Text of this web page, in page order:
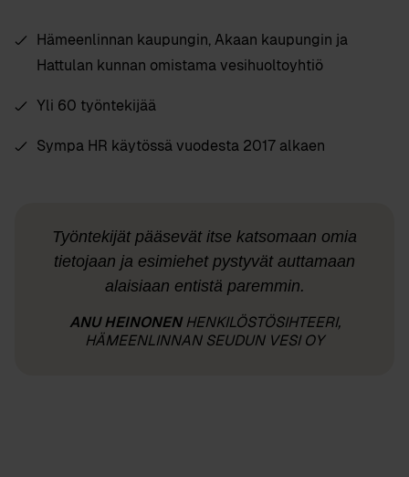
Hämeenlinnan kaupungin, Akaan kaupungin ja
Hattulan kunnan omistama vesihuoltoyhtiö
Yli 60 työntekijää
Sympa HR käytössä vuodesta 2017 alkaen
Työntekijät pääsevät itse katsomaan omia
tietojaan ja esimiehet pystyvät auttamaan
alaisiaan entistä paremmin.
ANU HEINONEN HENKILÖSTÖSIHTEERI,
HÄMEENLINNAN SEUDUN VESI OY